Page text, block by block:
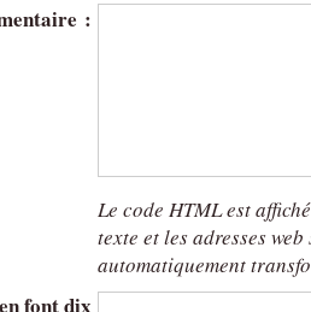
:
Le code HTML est
texte et les adresses web
automatiquement
font dix